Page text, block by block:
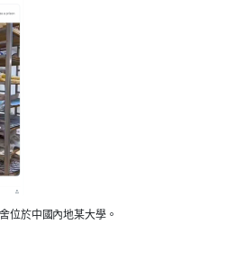
位於中國內地某大學。